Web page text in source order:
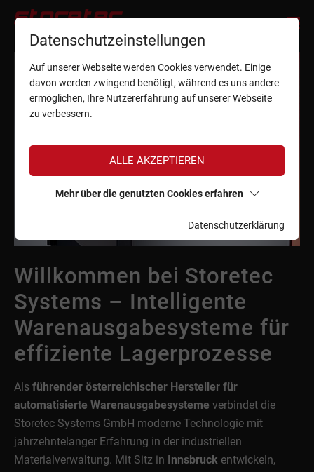
Willkommen bei Storetec
Systems – Intelligente
Warenausgabesysteme für
effiziente Lagerprozesse
Als führender österreichischer Hersteller für
automatisierte Warenausgabesysteme verbindet die
Storetec Systems GmbH moderne Technologie mit
jahrzehntelanger Erfahrung in der industriellen
Materialverwaltung. Mit Sitz in Innsbruck entwickeln,
Datenschutzeinstellungen
Auf unserer Webseite werden Cookies verwendet. Einige
davon werden zwingend benötigt, während es uns andere
ermöglichen, Ihre Nutzererfahrung auf unserer Webseite
zu verbessern.
ALLE AKZEPTIEREN
Mehr über die genutzten Cookies erfahren
Datenschutzerklärung